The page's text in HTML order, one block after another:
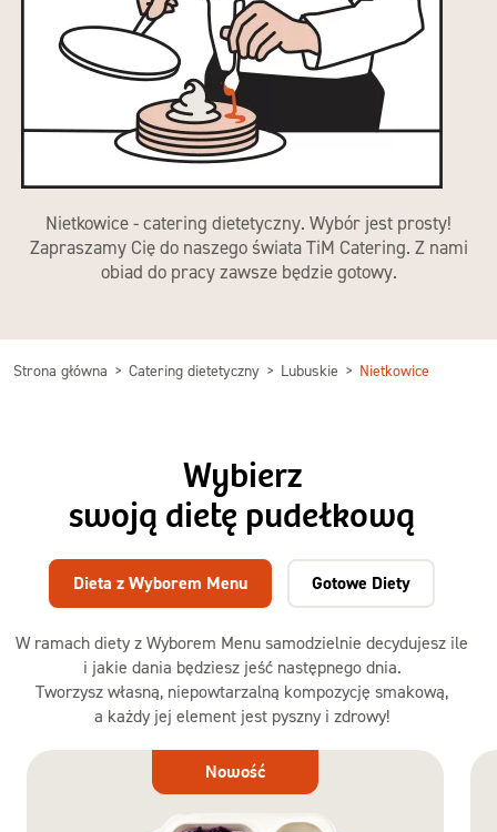
Nietkowice - catering dietetyczny. Wybór jest prosty!
Zapraszamy Cię do naszego świata TiM Catering. Z nami
obiad do pracy zawsze będzie gotowy.
Strona główna Catering dietetyczny Lubuskie Nietkowice
Wybierz
swoją dietę pudełkową
W ramach diety z Wyborem Menu samodzielnie decydujesz ile
i jakie dania będziesz jeść następnego dnia.
Tworzysz własną, niepowtarzalną kompozycję smakową,
a każdy jej element jest pyszny i zdrowy!
Dieta z Wyborem Menu Gotowe Diety
Dieta
Nowość